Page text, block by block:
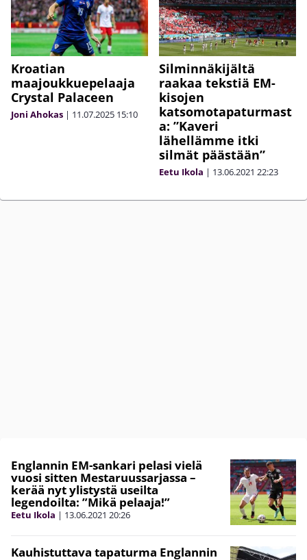
Kroatian
maajoukkuepelaaja
Crystal Palaceen
Joni Ahokas | 11.07.2025 15:10
Silminnäkijältä
raakaa tekstiä EM-
kisojen
katsomotapaturmast
a: ”Kaveri
lähellämme itki
silmät päästään”
Eetu Ikola | 13.06.2021 22:23
Englannin EM-sankari pelasi vielä
vuosi sitten Mestaruussarjassa –
kerää nyt ylistystä useilta
legendoilta: ”Mikä pelaaja!”
Eetu Ikola | 13.06.2021 20:26
Kauhistuttava tapaturma Englannin